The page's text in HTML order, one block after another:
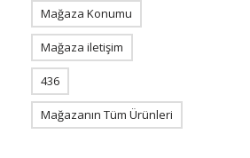
Mağaza Konumu
Mağaza iletişim
436
Mağazanın Tüm Ürünleri